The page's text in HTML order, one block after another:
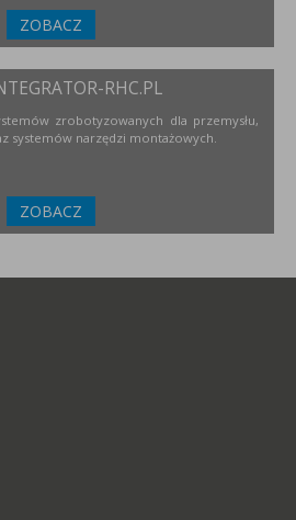
ZOBACZ
RHC.PL
zrobotyzowanych dla przemysłu,
systemów narzędzi montażowych.
ZOBACZ